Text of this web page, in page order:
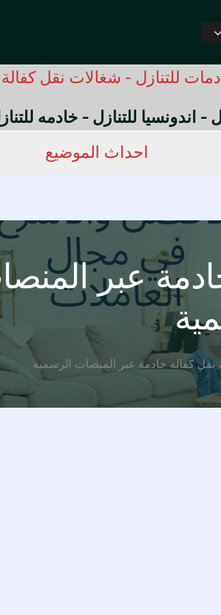
للتنازل - شغالات نقل كفالة
- اندونسيا للتنازل - خادمه
احداث الموضيع
عبر
كفالة خادمة عبر المنصات الرسمية